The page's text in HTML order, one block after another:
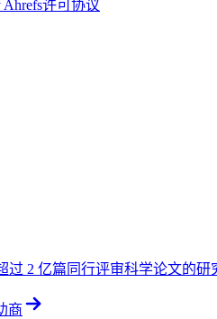
Ahrefs许可协议
过 2 亿篇同行评审科学论文的研
商